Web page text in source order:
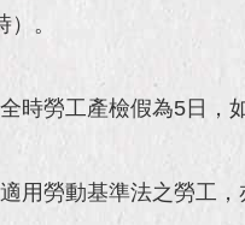
）。
時勞工產檢假為5日，
用勞動基準法之勞工，